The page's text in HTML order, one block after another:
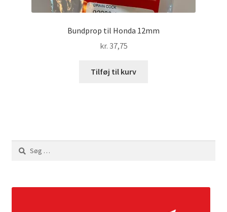
Bundprop til Honda 12mm
kr. 37,75
Tilføj til kurv
Søg
efter: